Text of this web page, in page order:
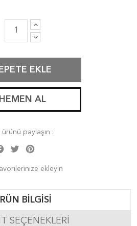
EKLE
HEMEN AL
ürünü paylaşın :
Facebook
Twitter
ekleyin
BILGISI
SEÇENEKLERI